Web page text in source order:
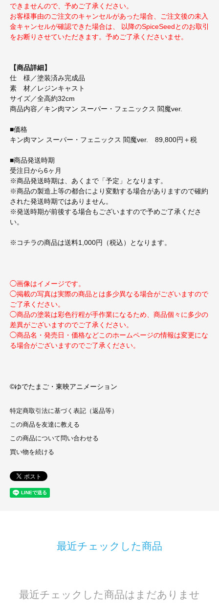
できませんので、予めご了承ください。
お客様事由のご注文のキャンセルがあった場合、ご注文後の未入
金キャンセルが確認できた場合は、 以降のSpiceSeedとのお取引
をお断りさせていただきます。予めご了承くださいませ。
【商品詳細】
仕 様／塗装済み完成品
素 材／レジンキャスト
サイズ／全高約32cm
商品内容／キン肉マン スーパー・フェニックス 閻魔ver.
■価格
キン肉マン スーパー・フェニックス 閻魔ver. 89,800円＋税
■商品発送時期
受注日から6ヶ月
※商品発送時期は、あくまで「予定」となります。
※商品の製造上等の都合により変動する場合がありますので確約
された発送時期ではありません。
※発送時期が前後する場合もございますので予めご了承くださ
い。
※コチラの商品は送料1,000円（税込）となります。
◯画像はイメージです。
◯掲載の写真は実際の商品とは多少異なる場合がございますので
ご了承ください。
◯商品の塗装は彩色行程が手作業になるため、商品個々に多少の
差異がございますのでご了承ください。
◯商品名・発売日・価格などこのホームページの情報は変更にな
る場合がございますのでご了承ください。
©ゆでたまご・東映アニメーション
特定商取引法に基づく表記（返品等）
この商品を友達に教える
この商品について問い合わせる
買い物を続ける
最近チェックした商品
最近チェックした商品はまだありませ